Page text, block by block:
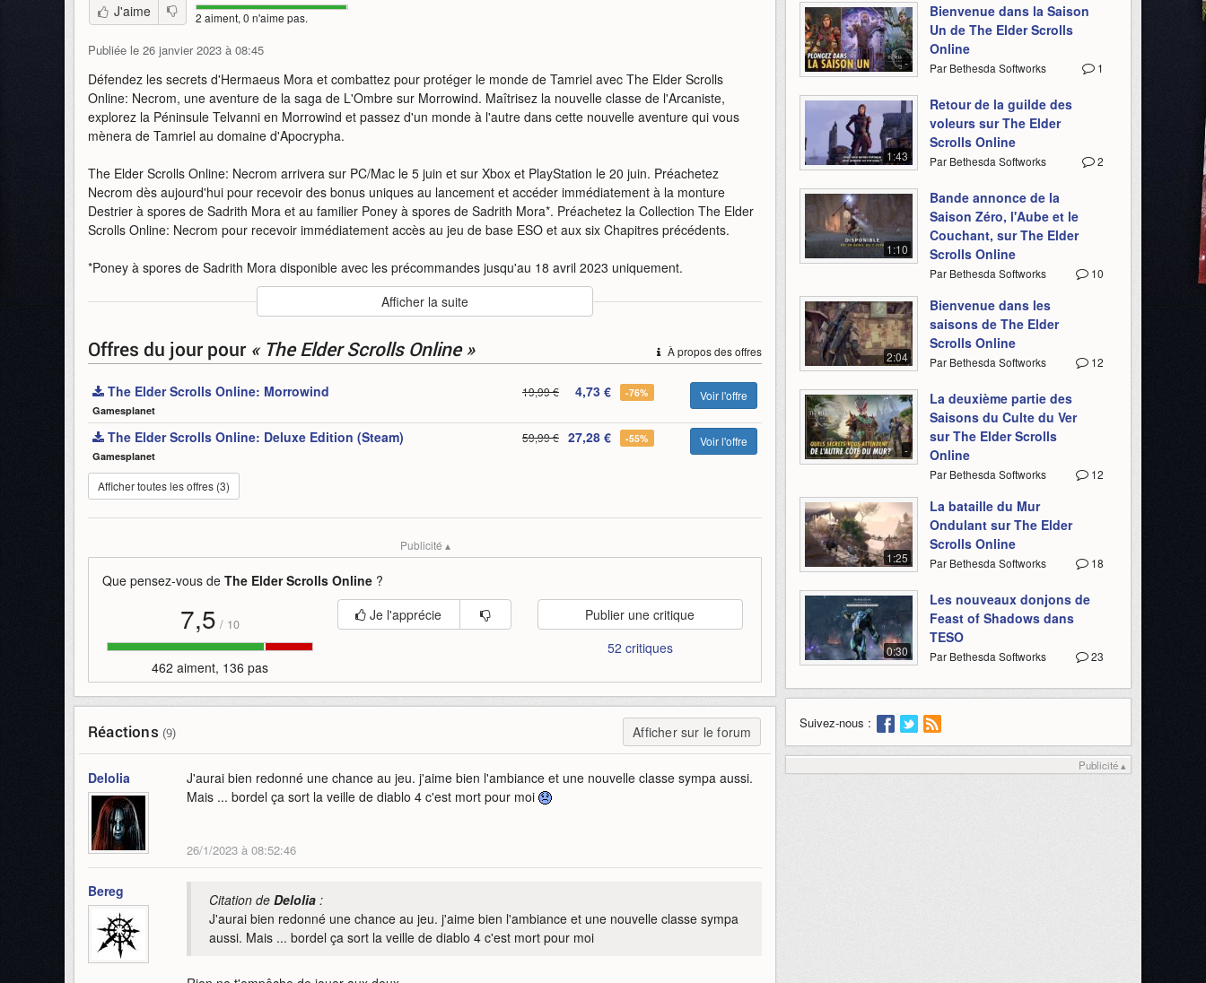
J'aime 2 aiment, 0 n'aime pas.
Publiée le 26 janvier 2023 à 08:45
Défendez les secrets d'Hermaeus Mora et combattez pour protéger le monde de Tamriel avec The Elder Scrolls
Online: Necrom, une aventure de la saga de L'Ombre sur Morrowind. Maîtrisez la nouvelle classe de l'Arcaniste,
explorez la Péninsule Telvanni en Morrowind et passez d'un monde à l'autre dans cette nouvelle aventure qui vous
mènera de Tamriel au domaine d'Apocrypha.
The Elder Scrolls Online: Necrom arrivera sur PC/Mac le 5 juin et sur Xbox et PlayStation le 20 juin. Préachetez
Necrom dès aujourd'hui pour recevoir des bonus uniques au lancement et accéder immédiatement à la monture
Destrier à spores de Sadrith Mora et au familier Poney à spores de Sadrith Mora*. Préachetez la Collection The Elder
Scrolls Online: Necrom pour recevoir immédiatement accès au jeu de base ESO et aux six Chapitres précédents.
*Poney à spores de Sadrith Mora disponible avec les précommandes jusqu'au 18 avril 2023 uniquement.
Mots-clefs
bande-annonce bethesda-softworks elder morrowind
trailer
Afficher la suite
À propos des offres
Offres du jour pour « The Elder Scrolls Online »
The Elder Scrolls Online: Morrowind
Gamesplanet
19,99 € 4,73 € -76% Voir l'offre
The Elder Scrolls Online: Deluxe Edition (Steam)
Gamesplanet
59,99 € 27,28 € -55% Voir l'offre
Afficher toutes les offres (3)
Publicité ▴
Que pensez-vous de The Elder Scrolls Online ?
7,5 / 10
462 aiment, 136 pas
Je l'apprécie
Publier une critique
52 critiques
Réactions (9) Afficher sur le forum
Delolia
J'aurai bien redonné une chance au jeu. j'aime bien l'ambiance et une nouvelle classe sympa aussi.
Mais ... bordel ça sort la veille de diablo 4 c'est mort pour moi
26/1/2023 à 08:52:46
Bereg Citation de Delolia :
J'aurai bien redonné une chance au jeu. j'aime bien l'ambiance et une nouvelle classe sympa
aussi. Mais ... bordel ça sort la veille de diablo 4 c'est mort pour moi
-
Bienvenue dans la Saison
Un de The Elder Scrolls
Online
1
Par Bethesda Softworks
1:43
Retour de la guilde des
voleurs sur The Elder
Scrolls Online
2
Par Bethesda Softworks
1:10
Bande annonce de la
Saison Zéro, l'Aube et le
Couchant, sur The Elder
Scrolls Online
10
Par Bethesda Softworks
2:04
Bienvenue dans les
saisons de The Elder
Scrolls Online
12
Par Bethesda Softworks
-
La deuxième partie des
Saisons du Culte du Ver
sur The Elder Scrolls
Online
12
Par Bethesda Softworks
1:25
La bataille du Mur
Ondulant sur The Elder
Scrolls Online
18
Par Bethesda Softworks
0:30
Les nouveaux donjons de
Feast of Shadows dans
TESO
23
Par Bethesda Softworks
Suivez-nous :
Publicité ▴